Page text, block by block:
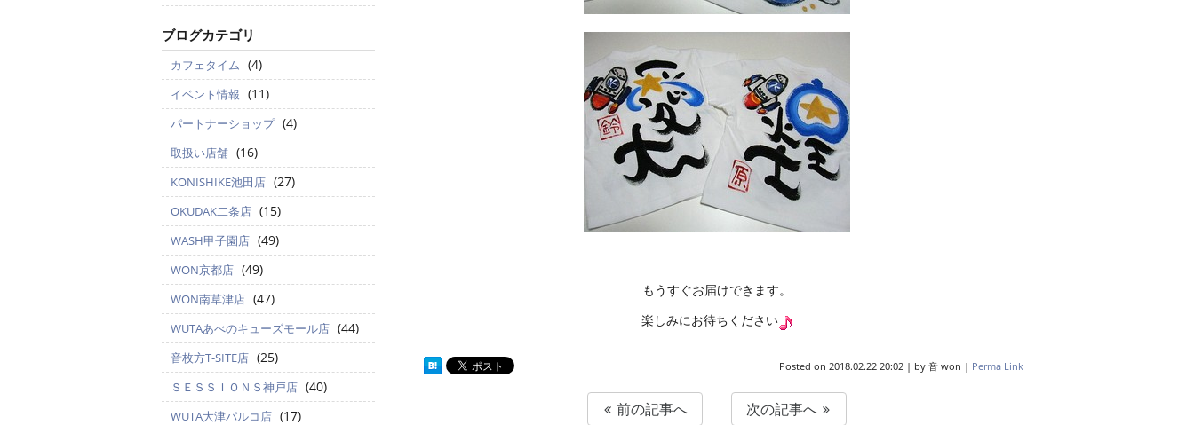
もうすぐお届けできます。
楽しみにお待ちください
Posted on 2018.02.22 20:02 | by 音 won | Perma Link
前の記事へ 次の記事へ
ブログカテゴリ
カフェタイム (4)
イベント情報 (11)
パートナーショップ (4)
取扱い店舗 (16)
KONISHIKE池田店 (27)
OKUDAK二条店 (15)
WASH甲子園店 (49)
WON京都店 (49)
WON南草津店 (47)
WUTAあべのキューズモール店 (44)
音枚方T-SITE店 (25)
ＳＥＳＳＩＯＮＳ神戸店 (40)
WUTA大津パルコ店 (17)